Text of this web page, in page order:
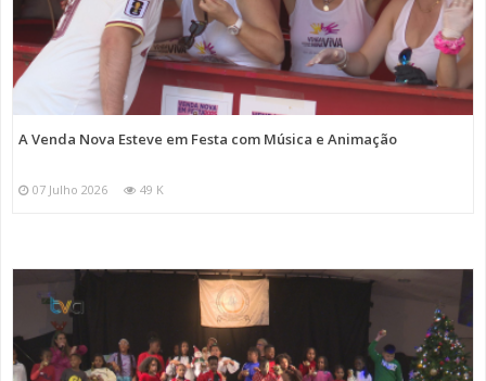
A Venda Nova Esteve em Festa com Música e Animação
07 Julho 2026 49 K